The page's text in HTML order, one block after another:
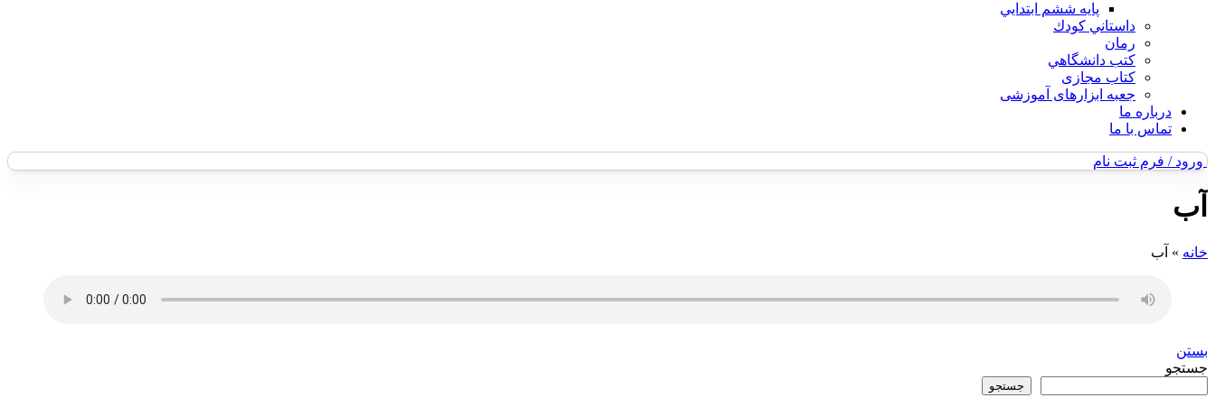
پايه ششم ابتدايي
داستاني كودك
رمان
كتب دانشگاهي
کتاب مجازی
جعبه ابزارهای آموزشی
درباره ما
تماس با ما
ورود / فرم ثبت نام
آب
خانه » آب
بستن
جستجو
جستجو